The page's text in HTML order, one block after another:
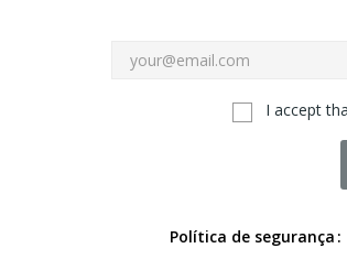
I accept
Política de segurança